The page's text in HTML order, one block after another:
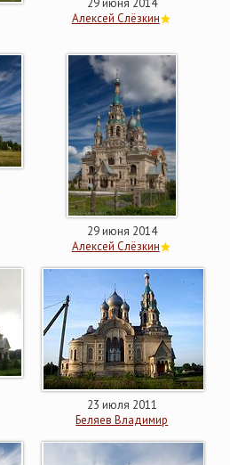
Алексей Слёзкин
29 июня 2014
Алексей Слёзкин
23 июля 2011
Беляев Владимир